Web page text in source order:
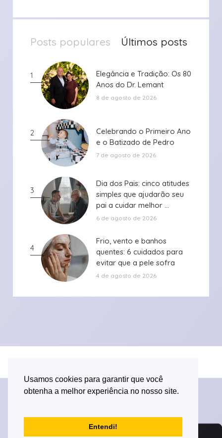
Usamos cookies para garantir que você
obtenha a melhor experiência no nosso site.
Entendi!
Posts populares Últimos posts
1
Elegância e Tradição: Os 80
Anos do Dr. Lemant
Elegância e Tradição: Os 80
Anos do Dr. Lemant
8 de agosto de 2026
2
Celebrando o Primeiro Ano
e o Batizado de Pedro
Celebrando o Primeiro Ano
e o Batizado de Pedro
7 de agosto de 2026
3
Dia dos Pais: cinco atitudes
simples que ajudarão seu
pai a cuidar melhor ...
Dia dos Pais: cinco atitudes
simples que ajudarão seu
pai a cuidar melhor ...
6 de agosto de 2026
4
Frio, vento e banhos
quentes: 6 cuidados para
evitar que a pele sofra
durante ...
Frio, vento e banhos
quentes: 6 cuidados para
evitar que a pele sofra
durante ...
4 de agosto de 2026